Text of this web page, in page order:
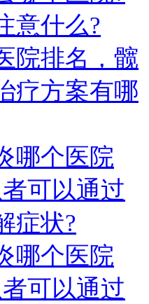
意什么?
院排名，髋
疗方案有哪
哪个医院
可以通过
症状?
哪个医院
可以通过